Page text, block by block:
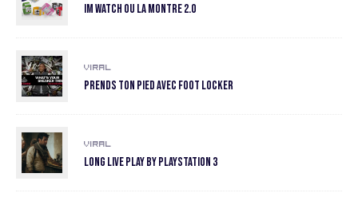
Im Watch ou la montre 2.0
Viral
Prends ton pied avec Foot Locker
Viral
Long Live Play by Playstation 3